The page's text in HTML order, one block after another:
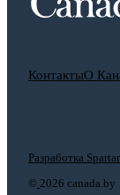
КонтактыО
© 2026 canada.by
Разработка